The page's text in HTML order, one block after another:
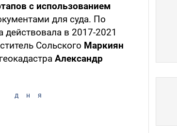
с использованием
для суда. По
действовала в 2017-2021
Сольского Маркиян
Александр
дня